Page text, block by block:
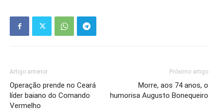
Artigo anterior
Operação prende no Ceará
líder baiano do Comando
Vermelho
Próximo artigo
Morre, aos 74 anos, o
humorisa Augusto Bonequeiro